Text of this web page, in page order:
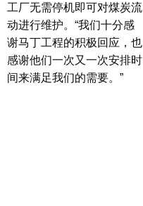
工厂无需停机即可对煤炭流
动进行维护。“我们十分感
谢马丁工程的积极回应，也
感谢他们一次又一次安排时
间来满足我们的需要。”